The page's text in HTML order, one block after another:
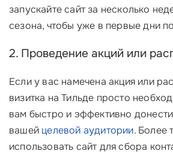
запускайте сайт за несколько
сезона, чтобы уже в первые дни
2. Проведение акций или
Если у вас намечена акция или
визитка на Тильде просто
вам быстро и эффективно
вашей целевой аудитории. Более
использовать сайт для сбора